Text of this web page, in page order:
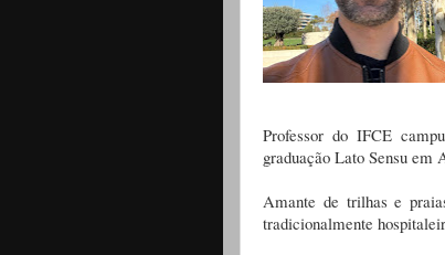
Professor do IFCE
graduação Lato Sensu em
Amante de trilhas e
tradicionalmente